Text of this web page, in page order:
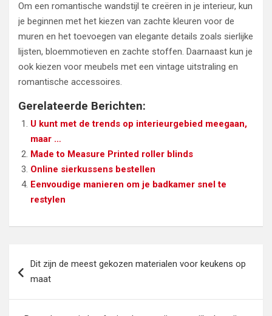
Om een romantische wandstijl te creëren in je interieur, kun
je beginnen met het kiezen van zachte kleuren voor de
muren en het toevoegen van elegante details zoals sierlijke
lijsten, bloemmotieven en zachte stoffen. Daarnaast kun je
ook kiezen voor meubels met een vintage uitstraling en
romantische accessoires.
Gerelateerde Berichten:
U kunt met de trends op interieurgebied meegaan,
maar …
Made to Measure Printed roller blinds
Online sierkussens bestellen
Eenvoudige manieren om je badkamer snel te
restylen
navigatie
Dit zijn de meest gekozen materialen voor keukens op
maat